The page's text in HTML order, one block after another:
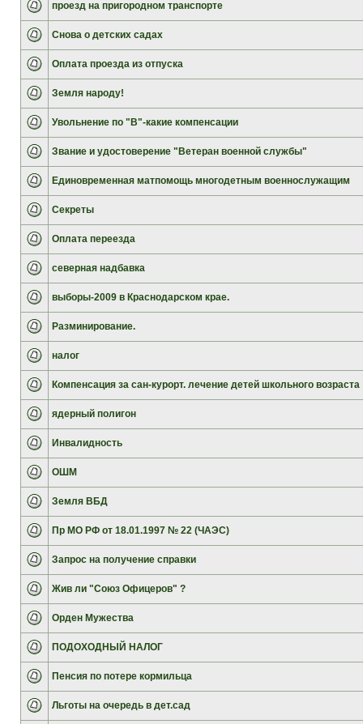
проезд на пригородном транспорте
Снова о детских садах
Оплата проезда из отпуска
Земля народу!
Увольнение по "В"-какие компенсации
Звание и удостоверение "Ветеран военной службы"
Единовременная матпомощь многодетным военнослужащим
Секреты
Оплата переезда
северная надбавка
выборы-2009 в Краснодарском крае.
Разминирование.
налог
Компенсация за сан-курорт. лечение детей школьного возраста
ядерный полигон
Инвалидность
ОШМ
Земля ВБД
Пр МО РФ от 18.01.1997 № 22 (ЧАЭС)
Запрос на получение справки
Жив ли "Союз Офицеров" ?
Орден Мужества
ПОДОХОДНЫЙ НАЛОГ
Пенсия по потере кормильца
Льготы на очередь в дет.сад